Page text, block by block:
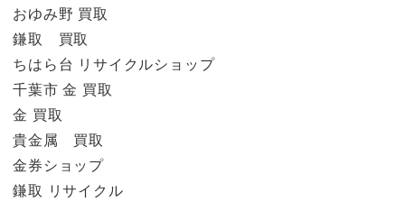
おゆみ野 買取
鎌取 買取
ちはら台 リサイクルショップ
千葉市 金 買取
金 買取
貴金属 買取
金券ショップ
鎌取 リサイクル